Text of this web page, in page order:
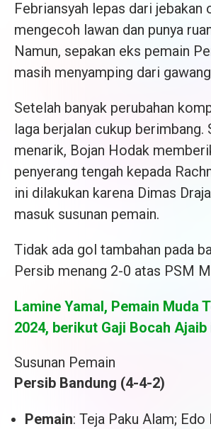
Febriansyah lepas dari jebakan
mengecoh lawan dan punya
Namun, sepakan eks pemain
masih menyamping dari
Setelah banyak perubahan
laga berjalan cukup berimbang.
menarik, Bojan Hodak
penyerang tengah kepada
ini dilakukan karena Dimas
masuk susunan pemain.
Tidak ada gol tambahan pada
Persib menang 2-0 atas PSM
Lamine Yamal, Pemain Muda
2024, berikut Gaji Bocah Ajaib
Susunan Pemain
Persib Bandung (4-4-2)
Pemain: Teja Paku Alam; Edo